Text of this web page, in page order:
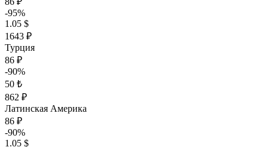
-95%
1.05 $
1643 ₽
Турция
86 ₽
-90%
50 ₺
862 ₽
Латинская Америка
86 ₽
-90%
1.05 $